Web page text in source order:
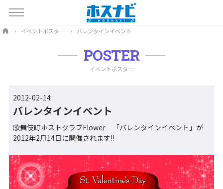
イベントポスター バレンタインイベント
POSTER
イベントポスター
2012-02-14
バレンタインイベント
歌舞伎町ホストクラブFlower 「バレンタインイベント」が
2012年2月14日に開催されます!!